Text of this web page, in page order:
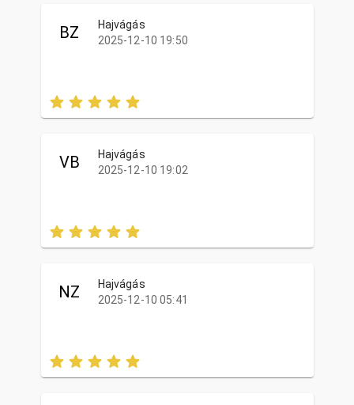
BZ
Hajvágás
2025-12-10 19:50
VB
Hajvágás
2025-12-10 19:02
NZ
Hajvágás
2025-12-10 05:41